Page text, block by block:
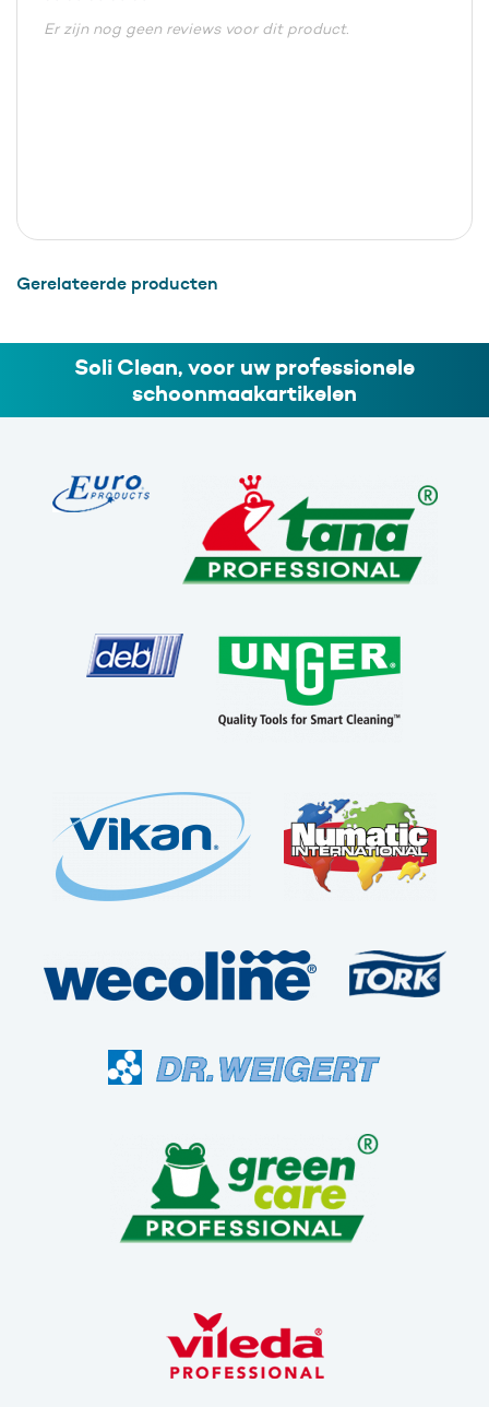
Er zijn nog geen reviews voor dit product.
Gerelateerde producten
Soli Clean, voor uw professionele
schoonmaakartikelen